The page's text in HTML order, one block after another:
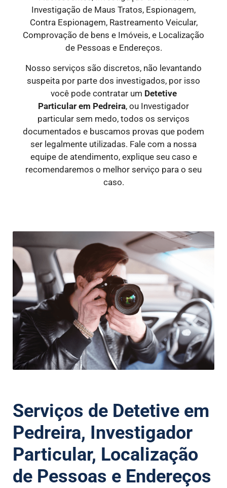
Investigação de Maus Tratos, Espionagem,
Contra Espionagem, Rastreamento Veicular,
Comprovação de bens e Imóveis, e Localização
de Pessoas e Endereços.
Nosso serviços são discretos, não levantando
suspeita por parte dos investigados, por isso
você pode contratar um Detetive
Particular em Pedreira, ou Investigador
particular sem medo, todos os serviços
documentados e buscamos provas que podem
ser legalmente utilizadas. Fale com a nossa
equipe de atendimento, explique seu caso e
recomendaremos o melhor serviço para o seu
caso.
Serviços de Detetive em
Pedreira, Investigador
Particular, Localização
de Pessoas e Endereços